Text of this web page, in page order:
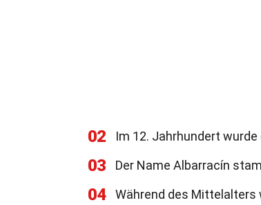
02 Im 12. Jahrhundert
03 Der Name Albarracín
04
Während des Mittelalters